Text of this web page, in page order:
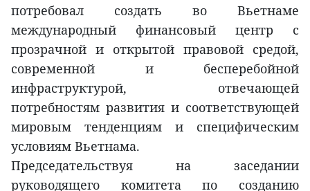
потребовал создать во Вьетнаме
международный финансовый центр с
прозрачной и открытой правовой средой,
современной и бесперебойной
инфраструктурой, отвечающей
потребностям развития и соответствующей
мировым тенденциям и специфическим
условиям Вьетнама.
Председательствуя на заседании
руководящего комитета по созданию